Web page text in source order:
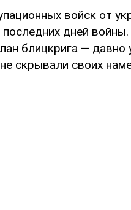
войск от
дней
блицкрига — давно
скрывали своих